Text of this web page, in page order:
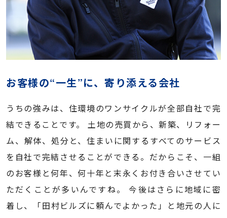
お客様の“一生”に、寄り添える会社
うちの強みは、住環境のワンサイクルが全部自社で完
結できることです。 土地の売買から、新築、リフォー
ム、解体、処分と、住まいに関するすべてのサービス
を自社で完結させることができる。だからこそ、一組
のお客様と何年、何十年と末永くお付き合いさせてい
ただくことが多いんですね。 今後はさらに地域に密
着し、「田村ビルズに頼んでよかった」と地元の人に